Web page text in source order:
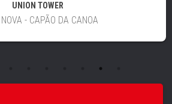
UNION TOWER
- CAPÃO DA CANOA